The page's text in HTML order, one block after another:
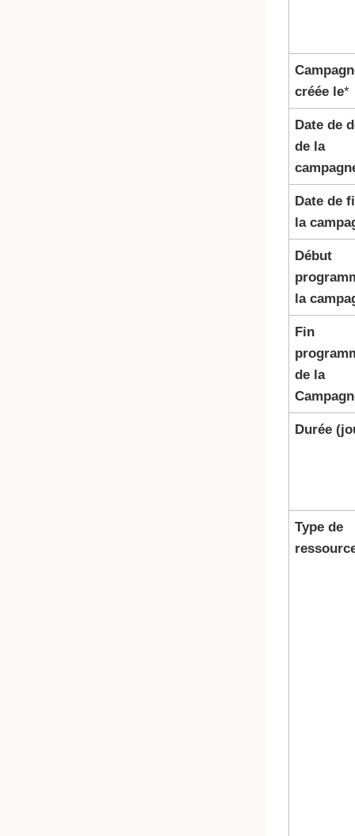
créée le*
Date de
de la
Date de
la
Début
la
Fin
de la
Durée
Type de